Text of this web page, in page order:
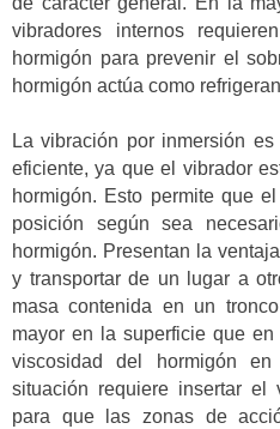
vibradores internos
hormigón para prevenir el
hormigón actúa como
La vibración por inmersión
eficiente, ya que el vibrador
hormigón. Esto permite que
posición según sea
hormigón. Presentan la
y transportar de un lugar a
masa contenida en un
mayor en la superficie que
viscosidad del hormigón
situación requiere insertar el
para que las zonas de